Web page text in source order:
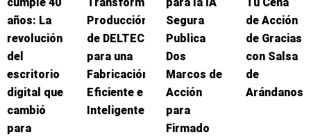
años: La
revolución
del
escritorio
digital que
cambió
para
Producción
de DELTEC
para una
Fabricación
Eficiente e
Inteligente
Segura
Publica
Dos
Marcos de
Acción
para
Firmado
de Acción
de Gracias
con Salsa
de
Arándanos